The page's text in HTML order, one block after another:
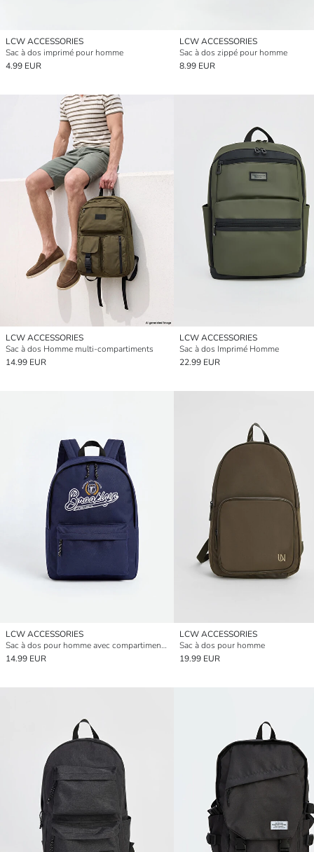
LCW ACCESSORIES
Sac à dos imprimé pour homme
4.99 EUR
LCW ACCESSORIES
Sac à dos zippé pour homme
8.99 EUR
LCW ACCESSORIES
Sac à dos Homme multi-compartiments
14.99 EUR
LCW ACCESSORIES
Sac à dos Imprimé Homme
22.99 EUR
LCW ACCESSORIES
Sac à dos pour homme avec compartiment pour ordinateur portable
14.99 EUR
LCW ACCESSORIES
Sac à dos pour homme
19.99 EUR